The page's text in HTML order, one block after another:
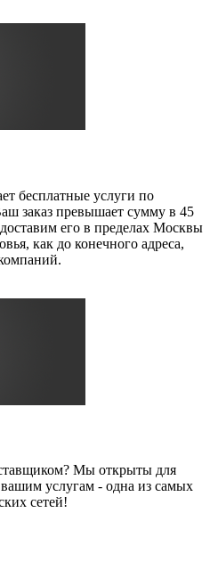
бесплатные услуги по
заказ превышает сумму в 45
его в пределах Москвы
как до конечного адреса,
Мы открыты для
услугам - одна из самых
сетей!